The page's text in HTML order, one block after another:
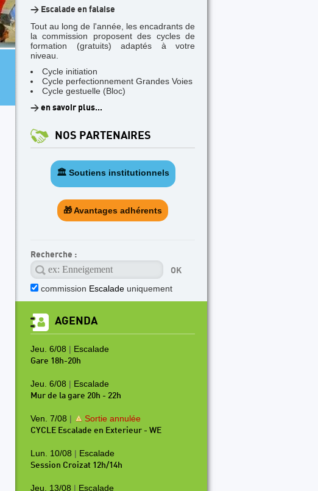
> Escalade en falaise
Tout au long de l'année, les encadrants de
la commission proposent des cycles de
formation (gratuits) adaptés à votre
niveau.
Cycle initiation
Cycle perfectionnement Grandes Voies
Cycle gestuelle (Bloc)
> en savoir plus...
NOS PARTENAIRES
🏛️ Soutiens institutionnels
🎁 Avantages adhérents
Recherche :
commission Escalade uniquement
AGENDA
Jeu. 6/08 | Escalade
Gare 18h-20h
Jeu. 6/08 | Escalade
Mur de la gare 20h - 22h
Ven. 7/08 | Sortie annulée
CYCLE Escalade en Exterieur - WE
Lun. 10/08 | Escalade
Session Croizat 12h/14h
Jeu. 13/08 | Escalade